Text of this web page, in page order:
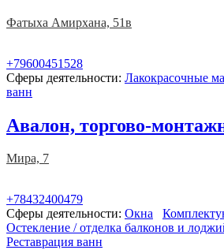
Фатыха Амирхана, 51в
+79600451528
Сферы деятельности: Лакокрасочные
ванн
Авалон, торгово-
Мира, 7
+78432400479
Сферы деятельности: Окна
Остекление / отделка балконов и
Реставрация ванн